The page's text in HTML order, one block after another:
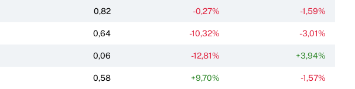
0,82 -0,27% -1,59%
0,64 -10,32% -3,01%
0,06 -12,81% +3,94%
0,58 +9,70% -1,57%